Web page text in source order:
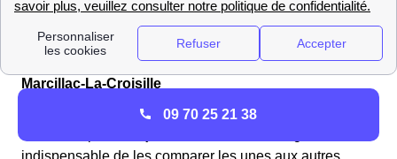
toute interruption de courant ou panne d'électricité.
Trouvez les meilleurs fournisseurs de gaz en 2025 à
Marcillac-La-Croisille
Si vous souhaitez avoir une vue d'ensemble et vous
09 70 25 21 38